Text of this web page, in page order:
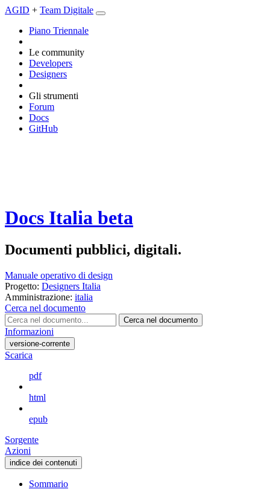
AGID + Team Digitale
Piano Triennale
Le community
Developers
Designers
Gli strumenti
Forum
Docs
GitHub
Docs Italia beta
Documenti pubblici, digitali.
Manuale operativo di design
Progetto: Designers Italia
Amministrazione: italia
Cerca nel documento
Cerca nel documento
Informazioni
versione-corrente
Scarica
pdf
html
epub
Sorgente
Azioni
indice dei contenuti
Sommario